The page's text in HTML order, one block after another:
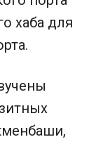
хаба для